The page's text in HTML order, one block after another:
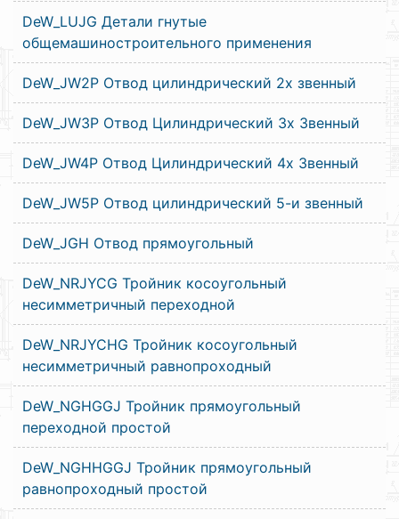
DeW_LUJG Детали гнутые
общемашиностроительного применения
DeW_JW2P Отвод цилиндрический 2х звенный
DeW_JW3P Отвод Цилиндрический 3х Звенный
DeW_JW4P Отвод Цилиндрический 4х Звенный
DeW_JW5P Отвод цилиндрический 5-и звенный
DeW_JGH Отвод прямоугольный
DeW_NRJYCG Тройник косоугольный
несимметричный переходной
DeW_NRJYCHG Тройник косоугольный
несимметричный равнопроходный
DeW_NGHGGJ Тройник прямоугольный
переходной простой
DeW_NGHHGGJ Тройник прямоугольный
равнопроходный простой